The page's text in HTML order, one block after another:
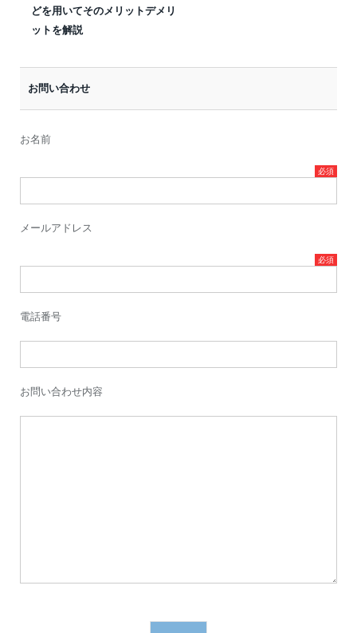
どを用いてそのメリットデメリ
ットを解説
お問い合わせ
お名前
メールアドレス
電話番号
お問い合わせ内容